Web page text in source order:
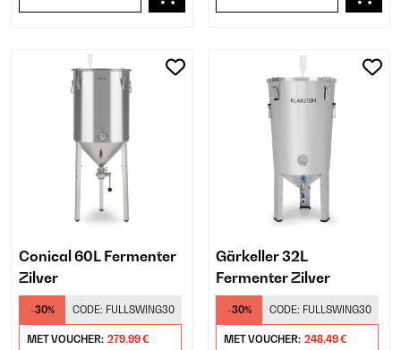
Conical 60L Fermenter
Zilver
-30% CODE: FULLSWING30
MET VOUCHER: 279,99 €
Gärkeller 32L
Fermenter Zilver
-30% CODE: FULLSWING30
MET VOUCHER: 248,49 €